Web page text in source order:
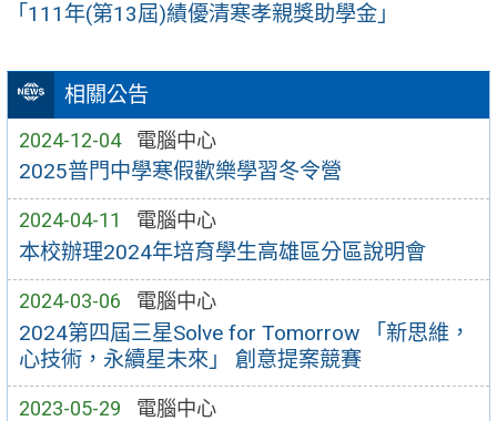
相關公告
2024-12-04 電腦中心
2025普門中學寒假歡樂學習冬令營
2024-04-11 電腦中心
本校辦理2024年培育學生高雄區分區說明會
2024-03-06 電腦中心
2024第四屆三星Solve for Tomorrow 「新思維，
心技術，永續星未來」 創意提案競賽
2023-05-29 電腦中心
「111年(第13屆)績優清寒孝親獎助學金」